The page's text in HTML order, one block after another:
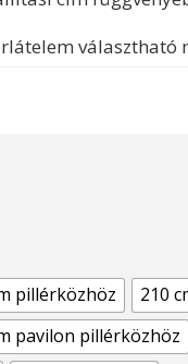
választható
pillérközhöz
210
pavilon pillérközhöz